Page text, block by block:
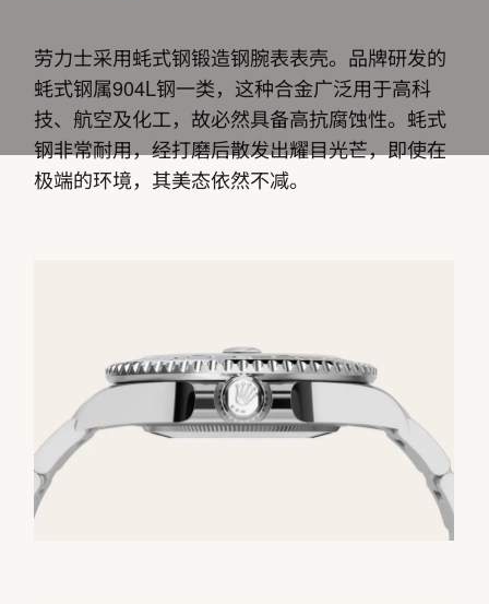
劳力士采用蚝式钢锻造钢腕表表壳。品牌研发的
蚝式钢属904L钢一类，这种合金广泛用于高科
技、航空及化工，故必然具备高抗腐蚀性。蚝式
钢非常耐用，经打磨后散发出耀目光芒，即使在
极端的环境，其美态依然不减。